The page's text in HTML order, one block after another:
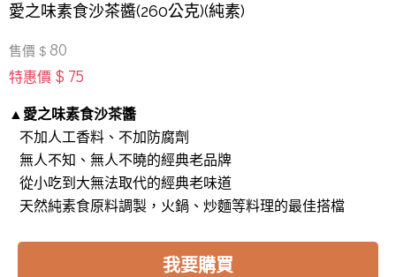
愛之味素食沙茶醬(260公克)(純素)
售價 $ 80
特惠價 $ 75
▲愛之味素食沙茶醬
不加人工香料、不加防腐劑
無人不知、無人不曉的經典老品牌
從小吃到大無法取代的經典老味道
天然純素食原料調製，火鍋、炒麵等料理的最佳搭檔
我要購買